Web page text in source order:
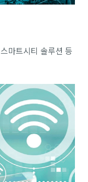
마트시티 솔루션 등